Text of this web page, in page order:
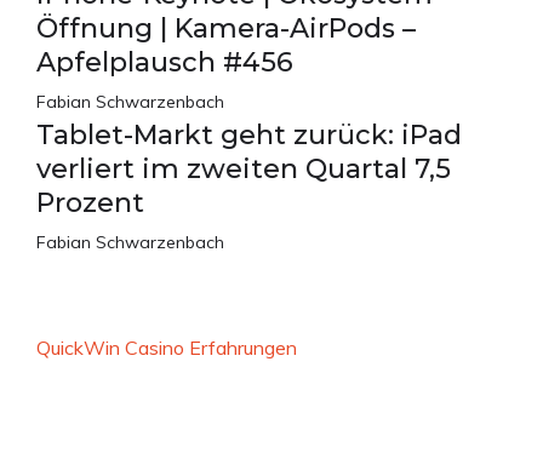
Öffnung | Kamera-AirPods –
Apfelplausch #456
Fabian Schwarzenbach
Tablet-Markt geht zurück: iPad
verliert im zweiten Quartal 7,5
Prozent
Fabian Schwarzenbach
QuickWin Casino Erfahrungen